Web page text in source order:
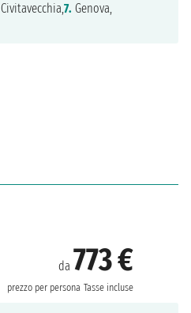
Civitavecchia,7. Genova,
da 773 €
prezzo per persona Tasse incluse